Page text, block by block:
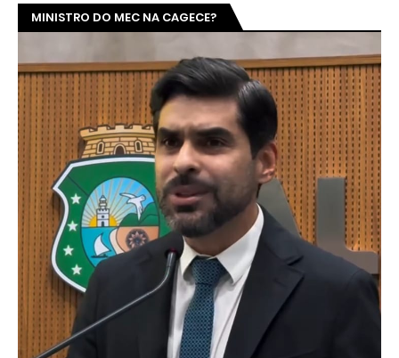
MINISTRO DO MEC NA CAGECE?